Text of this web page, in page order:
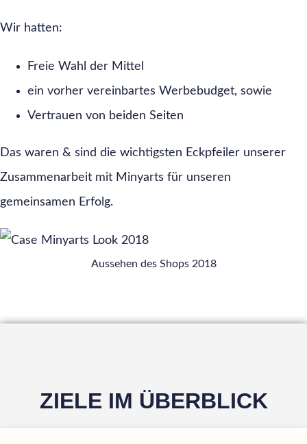
Wir hatten:
Freie Wahl der Mittel
ein vorher vereinbartes Werbebudget, sowie
Vertrauen von beiden Seiten
Das waren & sind die wichtigsten Eckpfeiler unserer
Zusammenarbeit mit Minyarts für unseren
gemeinsamen Erfolg.
Aussehen des Shops 2018
ZIELE IM ÜBERBLICK